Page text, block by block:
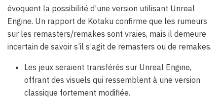
évoquent la possibilité d’une version utilisant Unreal
Engine. Un rapport de Kotaku confirme que les rumeurs
sur les remasters/remakes sont vraies, mais il demeure
incertain de savoir s’il s’agit de remasters ou de remakes.
Les jeux seraient transférés sur Unreal Engine,
offrant des visuels qui ressemblent à une version
classique fortement modifiée.